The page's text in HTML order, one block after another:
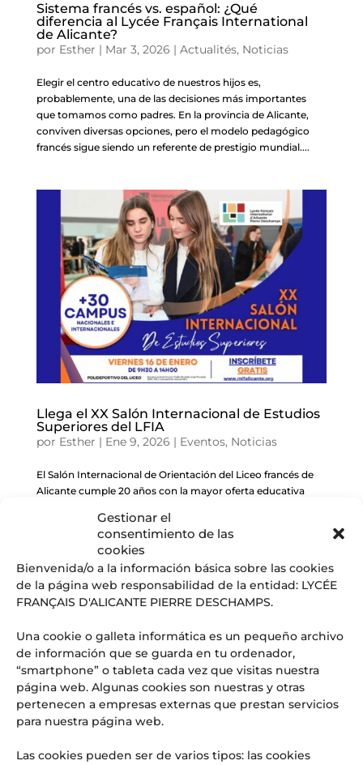
Gestionar el
consentimiento de las
cookies
Bienvenida/o a la información básica sobre las cookies
de la página web responsabilidad de la entidad: LYCÉE
FRANÇAIS D'ALICANTE PIERRE DESCHAMPS.
Una cookie o galleta informática es un pequeño archivo
de información que se guarda en tu ordenador,
“smartphone” o tableta cada vez que visitas nuestra
página web. Algunas cookies son nuestras y otras
pertenecen a empresas externas que prestan servicios
para nuestra página web.
Las cookies pueden ser de varios tipos: las cookies
Sistema francés vs. español: ¿Qué
diferencia al Lycée Français International
de Alicante?
por Esther | Mar 3, 2026 | Actualités, Noticias
Elegir el centro educativo de nuestros hijos es,
probablemente, una de las decisiones más importantes
que tomamos como padres. En la provincia de Alicante,
conviven diversas opciones, pero el modelo pedagógico
francés sigue siendo un referente de prestigio mundial....
Llega el XX Salón Internacional de Estudios
Superiores del LFIA
por Esther | Ene 9, 2026 | Eventos, Noticias
El Salón Internacional de Orientación del Liceo francés de
Alicante cumple 20 años con la mayor oferta educativa
enero de 2026, el Liceo francés internacional de Alicante
acoge el evento educativo más...
« Entradas más antiguas
Entradas recientes
Graduación CM2: cuando el fin de una etapa es, en realidad,
el comienzo de todo
El ‘superpoder’ que las empresas del futuro buscan (y que
Web Radio LFI Alicante #4